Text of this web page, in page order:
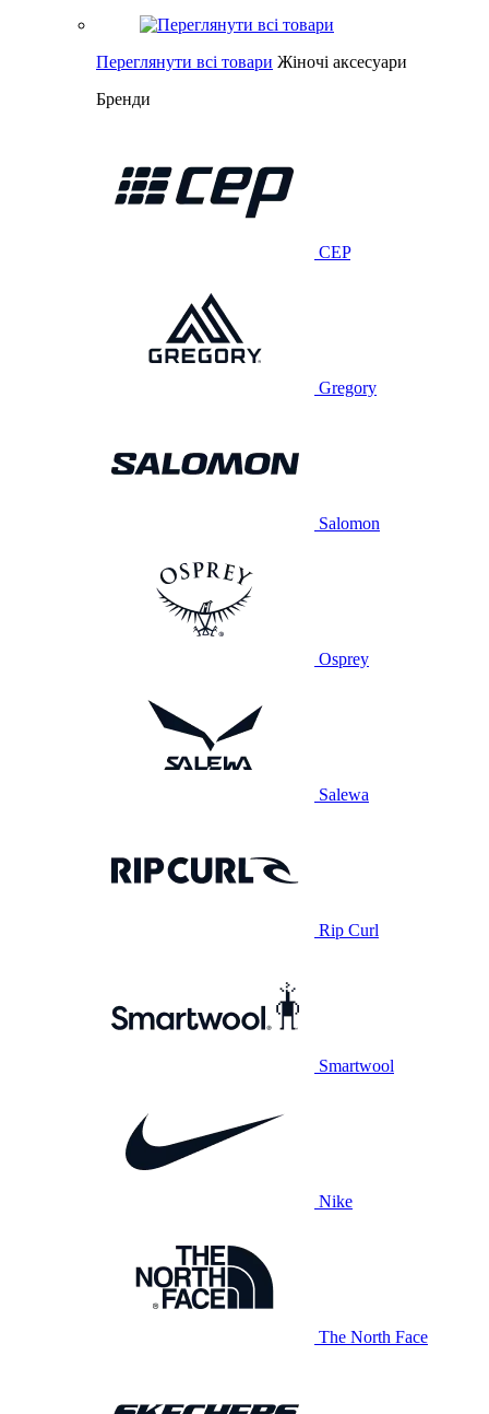
Переглянути всі товари Жіночі аксесуари
Бренди
CEP
Gregory
Salomon
Osprey
Salewa
Rip Curl
Smartwool
Nike
The North Face